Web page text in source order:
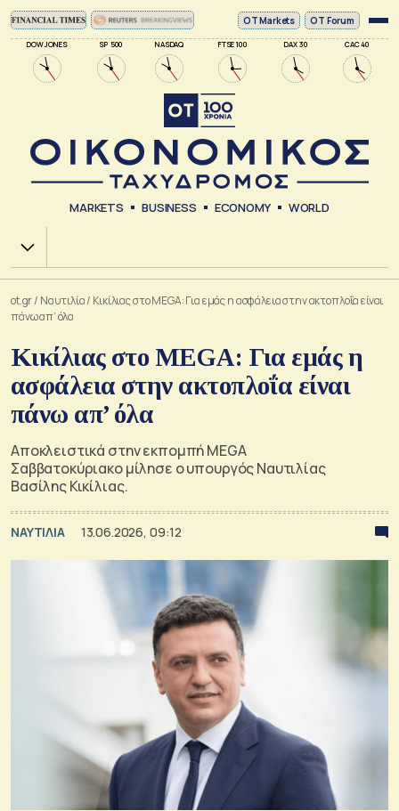
DOW JONES SP 500 NASDAQ FTSE 100 DAX 30 CAC 40
ΟΤ Markets OT Forum
MARKETS BUSINESS ECONOMY WORLD
Χ.Α.
ot.gr/ Ναυτιλία/ Κικίλιας στο MEGA: Για εμάς η ασφάλεια στην ακτοπλοΐα είναι
πάνω απ’ όλα
Κικίλιας στο MEGA: Για εμάς η
ασφάλεια στην ακτοπλοΐα είναι
πάνω απ’ όλα
Αποκλειστικά στην εκπομπή MEGA
Σαββατοκύριακο μίλησε ο υπουργός Ναυτιλίας
Βασίλης Κικίλιας.
ΝΑΥΤΙΛΙΑ 13.06.2026, 09:12